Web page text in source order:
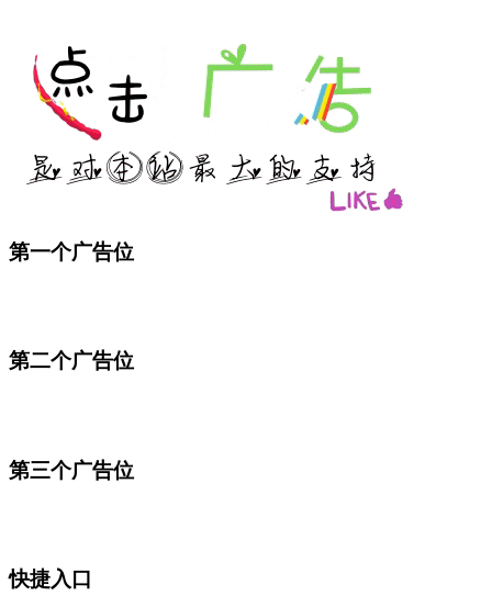
第一个广告位
第二个广告位
第三个广告位
快捷入口